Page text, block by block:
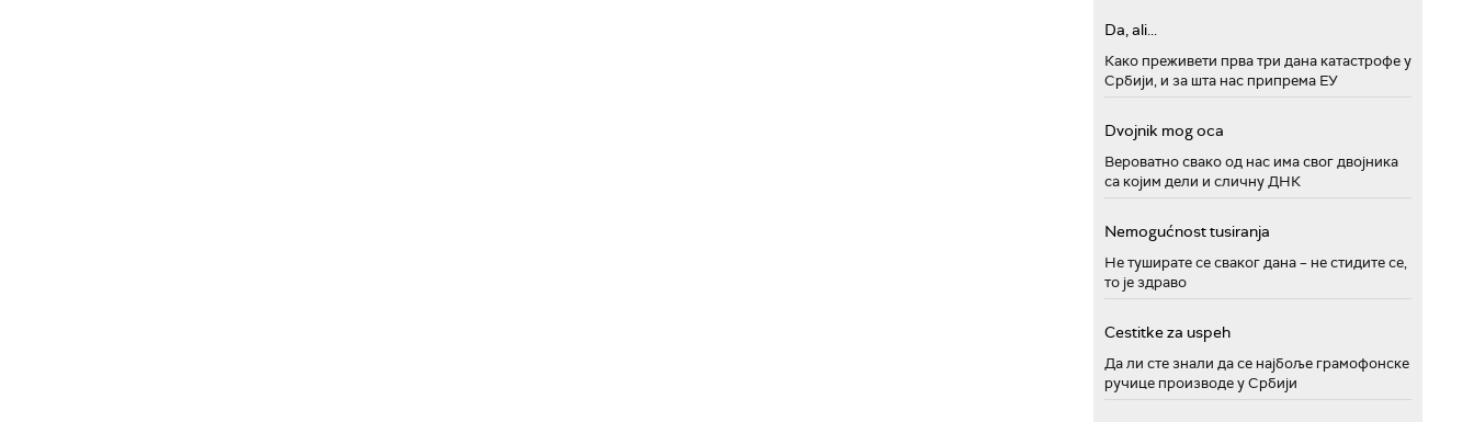
Da, ali...
Како преживети прва три дана катастрофе у
Србији, и за шта нас припрема ЕУ
Dvojnik mog oca
Вероватно свако од нас има свог двојника
са којим дели и сличну ДНК
Nemogućnost tusiranja
Не туширате се сваког дана – не стидите се,
то је здраво
Cestitke za uspeh
Да ли сте знали да се најбоље грамофонске
ручице производе у Србији